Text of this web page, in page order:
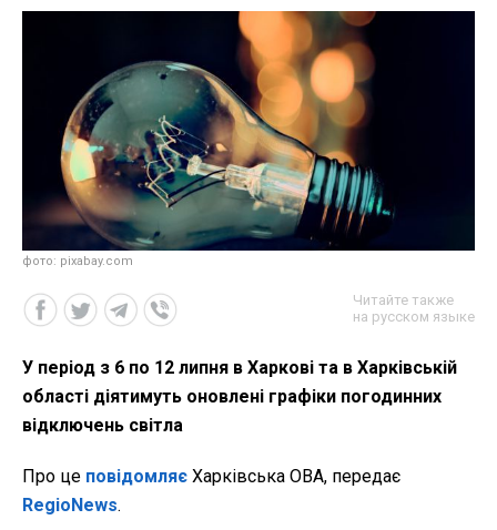
фото: pixabay.com
Читайте также
на русском языке
У період з 6 по 12 липня в Харкові та в Харківській
області діятимуть оновлені графіки погодинних
відключень світла
Про це повідомляє Харківська ОВА, передає
RegioNews.